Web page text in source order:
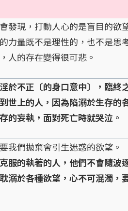
現，打動人心的是盲目的欲
力量既不是理性的，也不是思
人的存在變得很可悲。
於不正〔的身口意中〕，臨終
世上的人，因為陷溺於生存的
的妄執，面對死亡時就哭泣。
們拋棄會引生迷惑的欲望。
服的執著的人，他們不會隨波
溺於各種欲望，心不可混濁，